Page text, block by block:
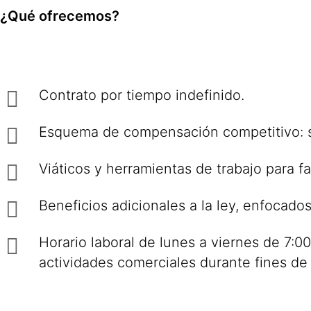
¿Qué ofrecemos?
Contrato por tiempo indefinido.
Esquema de compensación
Viáticos y herramientas de trabajo para
Beneficios adicionales a la ley,
Horario laboral de lunes a viernes de
actividades comerciales durante fines de